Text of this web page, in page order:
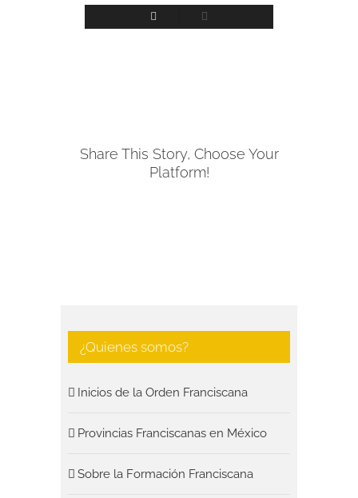
Share This Story, Choose Your
Platform!
¿Quienes somos?
Inicios de la Orden Franciscana
Provincias Franciscanas en México
Sobre la Formación Franciscana